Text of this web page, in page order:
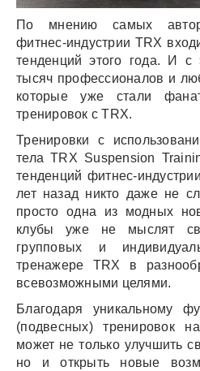
По мнению самых
фитнес-индустрии TRX
тенденций этого года. И с
тысяч профессионалов и
которые уже стали
тренировок с TRX.
Тренировки с
тела TRX Suspension
тенденций фитнес-
лет назад никто даже не
просто одна из модных
клубы уже не мыслят
групповых и
тренажере TRX в
всевозможными целями.
Благодаря уникальному
(подвесных) тренировок
может не только улучшить
но и открыть новые